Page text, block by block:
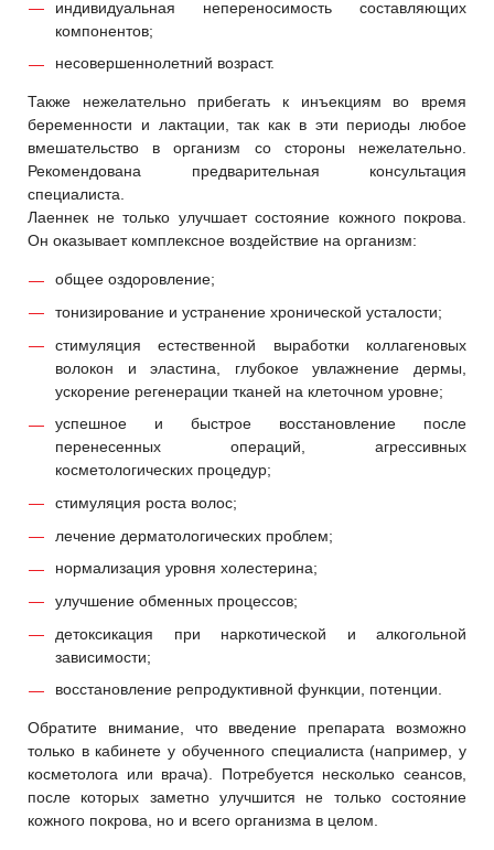
индивидуальная непереносимость составляющих
компонентов;
несовершеннолетний возраст.
Также нежелательно прибегать к инъекциям во время
беременности и лактации, так как в эти периоды любое
вмешательство в организм со стороны нежелательно.
Рекомендована предварительная консультация
специалиста.
Лаеннек не только улучшает состояние кожного покрова.
Он оказывает комплексное воздействие на организм:
общее оздоровление;
тонизирование и устранение хронической усталости;
стимуляция естественной выработки коллагеновых
волокон и эластина, глубокое увлажнение дермы,
ускорение регенерации тканей на клеточном уровне;
успешное и быстрое восстановление после
перенесенных операций, агрессивных
косметологических процедур;
стимуляция роста волос;
лечение дерматологических проблем;
нормализация уровня холестерина;
улучшение обменных процессов;
детоксикация при наркотической и алкогольной
зависимости;
восстановление репродуктивной функции, потенции.
Обратите внимание, что введение препарата возможно
только в кабинете у обученного специалиста (например, у
косметолога или врача). Потребуется несколько сеансов,
после которых заметно улучшится не только состояние
кожного покрова, но и всего организма в целом.